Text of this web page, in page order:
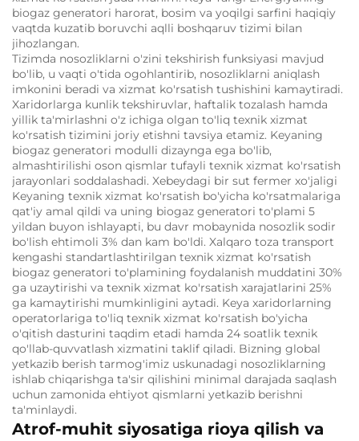
biogaz generatori harorat, bosim va yoqilgi sarfini haqiqiy
vaqtda kuzatib boruvchi aqlli boshqaruv tizimi bilan
jihozlangan.
Tizimda nosozliklarni o'zini tekshirish funksiyasi mavjud
bo'lib, u vaqti o'tida ogohlantirib, nosozliklarni aniqlash
imkonini beradi va xizmat ko'rsatish tushishini kamaytiradi.
Xaridorlarga kunlik tekshiruvlar, haftalik tozalash hamda
yillik ta'mirlashni o'z ichiga olgan to'liq texnik xizmat
ko'rsatish tizimini joriy etishni tavsiya etamiz. Keyaning
biogaz generatori modulli dizaynga ega bo'lib,
almashtirilishi oson qismlar tufayli texnik xizmat ko'rsatish
jarayonlari soddalashadi. Xebeydagi bir sut fermer xo'jaligi
Keyaning texnik xizmat ko'rsatish bo'yicha ko'rsatmalariga
qat'iy amal qildi va uning biogaz generatori to'plami 5
yildan buyon ishlayapti, bu davr mobaynida nosozlik sodir
bo'lish ehtimoli 3% dan kam bo'ldi. Xalqaro toza transport
kengashi standartlashtirilgan texnik xizmat ko'rsatish
biogaz generatori to'plamining foydalanish muddatini 30%
ga uzaytirishi va texnik xizmat ko'rsatish xarajatlarini 25%
ga kamaytirishi mumkinligini aytadi. Keya xaridorlarning
operatorlariga to'liq texnik xizmat ko'rsatish bo'yicha
o'qitish dasturini taqdim etadi hamda 24 soatlik texnik
qo'llab-quvvatlash xizmatini taklif qiladi. Bizning global
yetkazib berish tarmog'imiz uskunadagi nosozliklarning
ishlab chiqarishga ta'sir qilishini minimal darajada saqlash
uchun zamonida ehtiyot qismlarni yetkazib berishni
ta'minlaydi.
Atrof-muhit siyosatiga rioya qilish va